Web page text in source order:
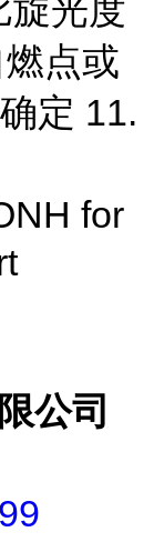
旋光度
燃点或
定 11.
for
公司